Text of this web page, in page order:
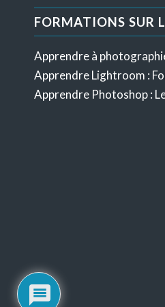
FORMATIONS SUR
Apprendre à
Apprendre Lightroom :
Apprendre Photoshop :